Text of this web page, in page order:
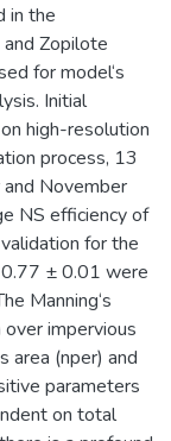
in the
Zopilote
for model‘s
Initial
high-resolution
process, 13
November
NS efficiency of
for the
± 0.01 were
Manning‘s
impervious
area (nper) and
parameters
on total